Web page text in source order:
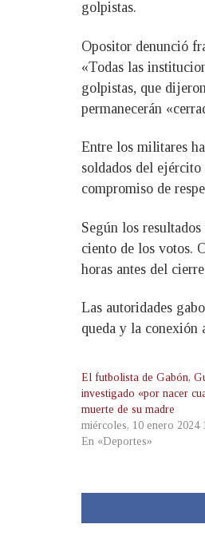
golpistas.
Opositor denunció
«Todas las
golpistas, que
permanecerán
Entre los militares
soldados del
compromiso de
Según los
ciento de los votos.
horas antes del
Las autoridades
queda y la conexión
El futbolista de Gabón,
investigado «por nacer
muerte de su madre
miércoles, 10 enero 2024
En «Deportes»